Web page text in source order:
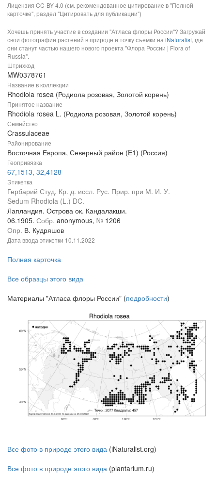
Лицензия CC-BY 4.0 (см. рекомендованное цитирование в "Полной
карточке", раздел "Цитировать для публикации")
Хочешь принять участие в создании "Атласа флоры России"? Загружай
свои фотографии растений в природе и точку съемки на iNaturalist, где
они станут частью нашего нового проекта "Флора России | Flora of
Russia".
Штрихкод
MW0378761
Название в коллекции
Rhodiola rosea (Родиола розовая, Золотой корень)
Принятое название
Rhodiola rosea L. (Родиола розовая, Золотой корень)
Семейство
Crassulaceae
Районирование
Восточная Европа, Северный район (E1) (Россия)
Геопривязка
67,1513, 32,4128
Этикетка
Гербарий Студ. Кр. д. иссл. Рус. Прир. при М. И. У.
Sedum Rhodiola (L.) DC.
Лапландия. Острова ок. Кандалакши.
06.1905. Собр. anonymous, № 1206
Опр. В. Кудряшов
Дата ввода этикетки 10.11.2022
Полная карточка
Все образцы этого вида
Материалы "Атласа флоры России" (подробности)
Все фото в природе этого вида (iNaturalist.org)
Все фото в природе этого вида (plantarium.ru)